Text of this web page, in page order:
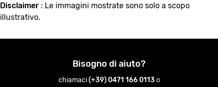
Disclaimer : Le immagini mostrate sono solo a scopo
illustrativo.
Bisogno di aiuto?
chiamaci(+39) 0471 166 0113o